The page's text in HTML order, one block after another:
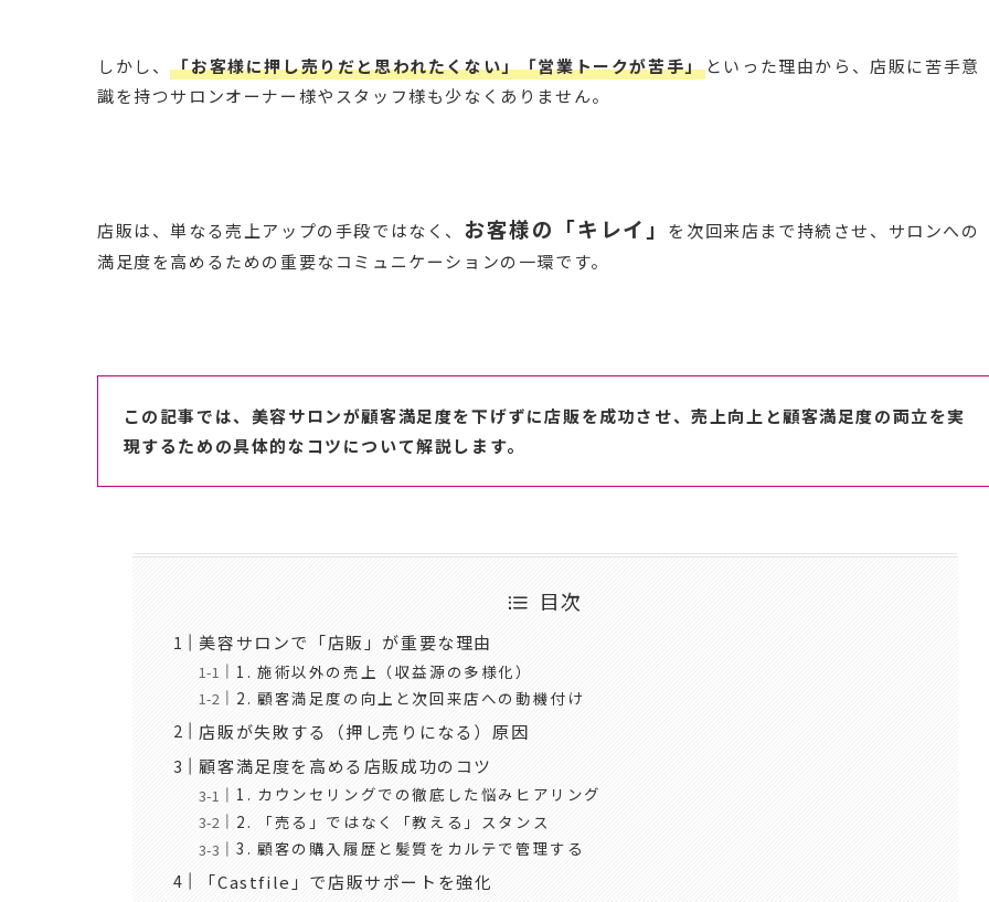
しかし、「お客様に押し売りだと思われたくない」「営業トークが苦手」といった理由から、店販に苦手意
識を持つサロンオーナー様やスタッフ様も少なくありません。
店販は、単なる売上アップの手段ではなく、 お客様の「キレイ」
を次回来店まで持続させ、サロンへの
満足度を高めるための重要なコミュニケーションの一環です。
この記事では、美容サロンが顧客満足度を下げずに店販を成功させ、売上向上と顧客満足度の両立を実
現するための具体的なコツについて解説します。
目次
美容サロンで「店販」が重要な理由
1. 施術以外の売上（収益源の多様化）
2. 顧客満足度の向上と次回来店への動機付け
店販が失敗する（押し売りになる）原因
顧客満足度を高める店販成功のコツ
1. カウンセリングでの徹底した悩みヒアリング
2. 「売る」ではなく「教える」スタンス
3. 顧客の購入履歴と髪質をカルテで管理する
「Castfile」で店販サポートを強化